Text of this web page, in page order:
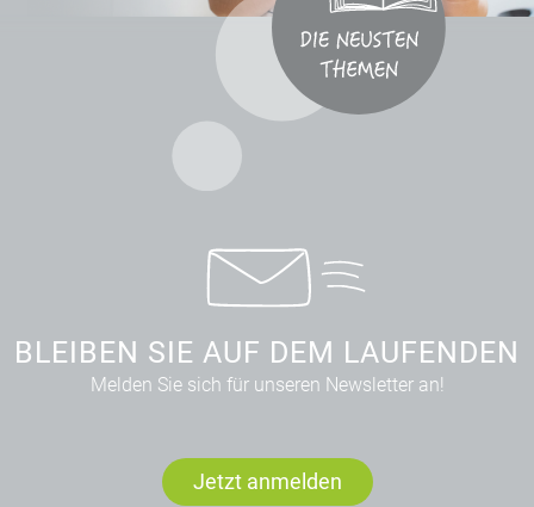
BLEIBEN SIE AUF DEM LAUFENDEN
Melden Sie sich für unseren Newsletter an!
Jetzt anmelden